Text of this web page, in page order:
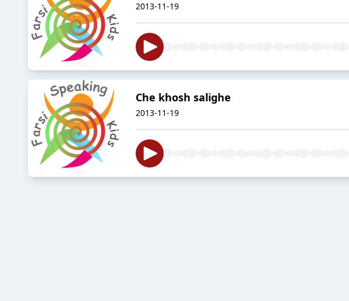
2013-11-19
Che khosh salighe
2013-11-19